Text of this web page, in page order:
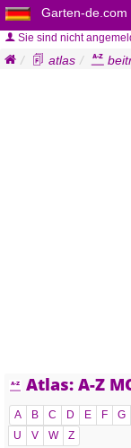
Garten-de.com
Sie sind nicht
atlas
Atlas: A-Z
A B C D E F G
U
V W Z